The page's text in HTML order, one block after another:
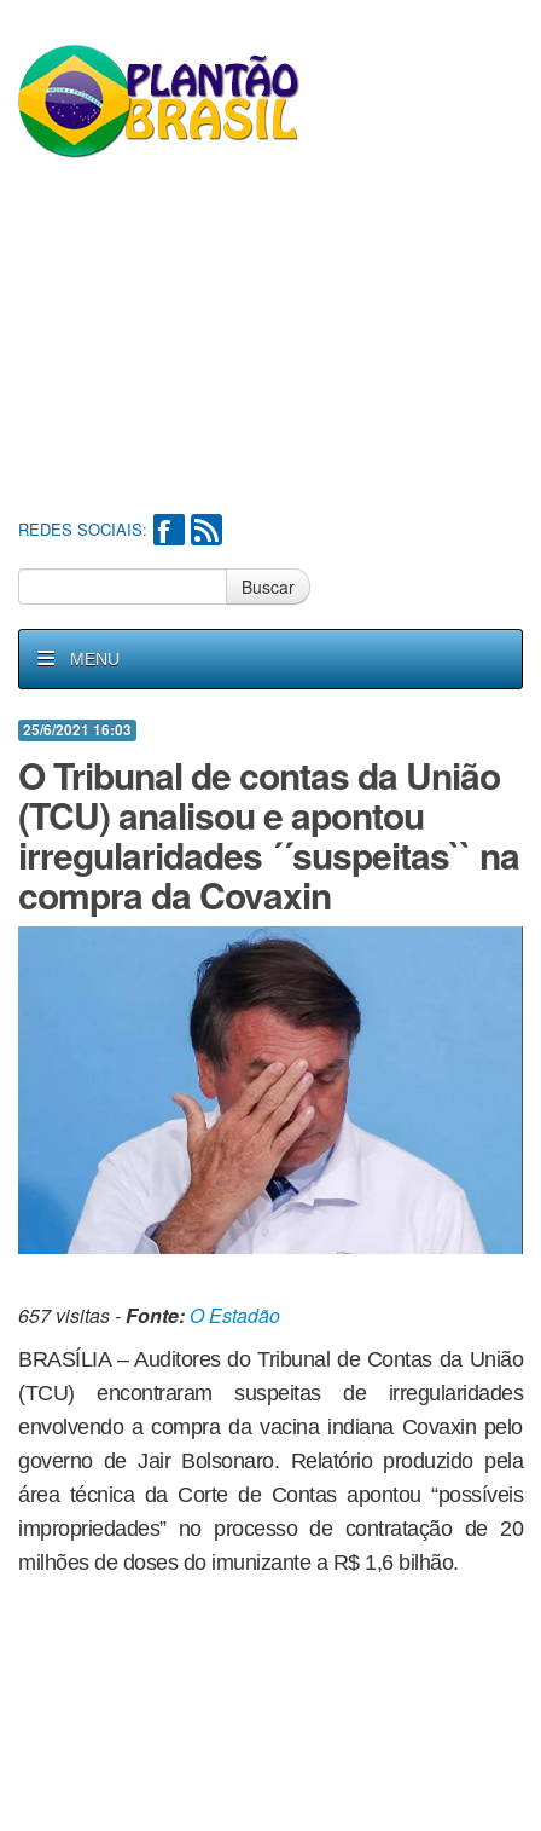
REDES SOCIAIS:
Buscar
MENU
25/6/2021 16:03
O Tribunal de contas da União
(TCU) analisou e apontou
irregularidades ´´suspeitas`` na
compra da Covaxin
657 visitas -Fonte:O Estadão
BRASÍLIA – Auditores do Tribunal de Contas da União
(TCU) encontraram suspeitas de irregularidades
envolvendo a compra da vacina indiana Covaxin pelo
governo de Jair Bolsonaro. Relatório produzido pela
área técnica da Corte de Contas apontou “possíveis
impropriedades” no processo de contratação de 20
milhões de doses do imunizante a R$ 1,6 bilhão.